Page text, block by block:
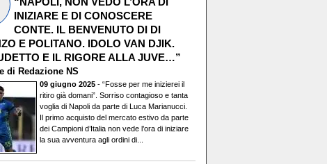
INIZIARE E DI CONOSCERE
CONTE. IL BENVENUTO DI DI
E POLITANO. IDOLO VAN DJIK.
E IL RIGORE ALLA JUVE…”
di Redazione NS
09 giugno 2025 - “Fosse per me inizierei il
ritiro già domani”. Sorriso contagioso e tanta
voglia di Napoli da parte di Luca Marianucci.
Il primo acquisto del mercato estivo da parte
dei Campioni d’Italia non vede l’ora di iniziare
la sua avventura agli ordini di...